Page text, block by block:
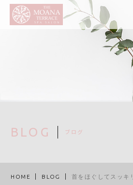
BLOG ブログ
HOME BLOG 首をほぐしてスッキ
HOME
ABOUT US